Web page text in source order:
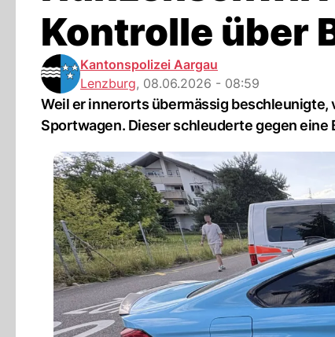
Kontrolle über
Kantonspolizei Aargau
Lenzburg, 08.06.2026 - 08:59
Weil er innerorts übermässig
Sportwagen. Dieser schleuderte gegen eine